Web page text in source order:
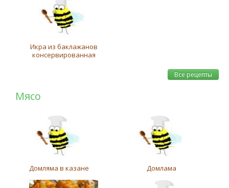
Икра из баклажанов
консервированная
Все рецепты
Мясо
Домляма в казане Домлама